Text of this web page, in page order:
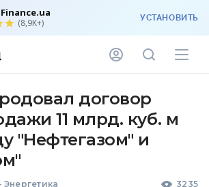
(8,9K+) УСТАНОВИТЬ
договор
11 млрд. куб. м
"Нефтегазом" и
Энергетика 3235